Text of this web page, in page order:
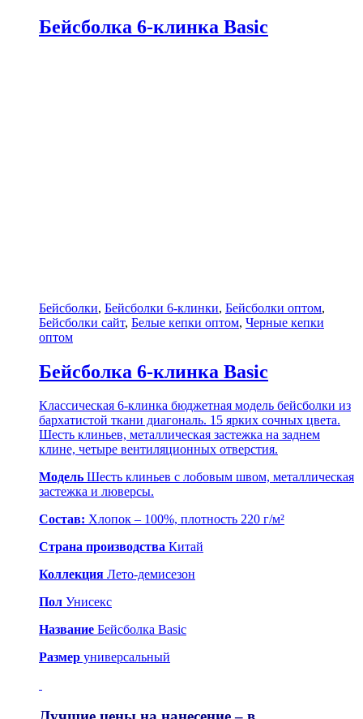
Бейсболка 6-клинка Basic
Бейсболки, Бейсболки 6-клинки, Бейсболки оптом,
Бейсболки сайт, Белые кепки оптом, Черные кепки
оптом
Бейсболка 6-клинка Basic
Классическая 6-клинка бюджетная модель бейсболки из
бархатистой ткани диагональ. 15 ярких сочных цвета.
Шесть клиньев, металлическая застежка на заднем
клине, четыре вентиляционных отверстия.
Модель Шесть клиньев с лобовым швом, металлическая
застежка и люверсы.
Состав: Хлопок – 100%, плотность 220 г/м²
Страна производства Китай
Коллекция Лето-демисезон
Пол Унисекс
Название Бейсболка Basic
Размер универсальный